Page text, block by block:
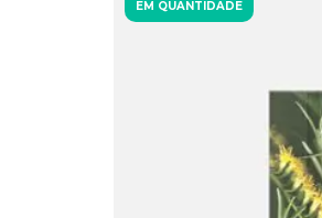
EM QUANTIDADE